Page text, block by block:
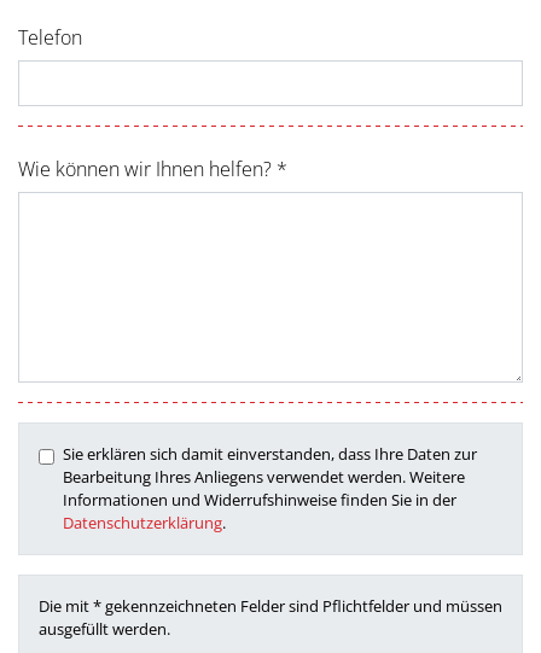
Telefon
Wie können wir Ihnen helfen? *
Sie erklären sich damit einverstanden, dass Ihre Daten zur
Bearbeitung Ihres Anliegens verwendet werden. Weitere
Informationen und Widerrufshinweise finden Sie in der
Datenschutzerklärung.
Die mit * gekennzeichneten Felder sind Pflichtfelder und müssen
ausgefüllt werden.